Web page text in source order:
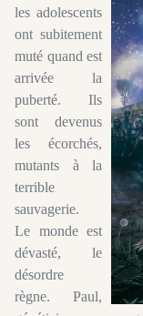
les adolescents
ont subitement
muté quand est
arrivée la
puberté. Ils
sont devenus
les écorchés,
mutants à la
terrible
sauvagerie.
Le monde est
dévasté, le
désordre
règne. Paul,